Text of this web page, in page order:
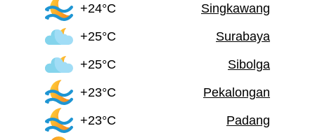
+24°C
Singkawang
+25°C
Surabaya
+25°C
Sibolga
+23°C
Pekalongan
+23°C
Padang